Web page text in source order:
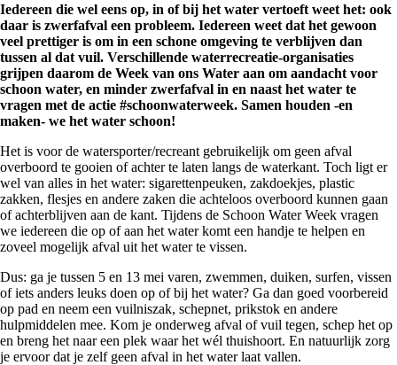
Iedereen die wel eens op, in of bij het water vertoeft weet het: ook
daar is zwerfafval een probleem. Iedereen weet dat het gewoon
veel prettiger is om in een schone omgeving te verblijven dan
tussen al dat vuil. Verschillende waterrecreatie-organisaties
grijpen daarom de Week van ons Water aan om aandacht voor
schoon water, en minder zwerfafval in en naast het water te
vragen met de actie #schoonwaterweek. Samen houden -en
maken- we het water schoon!
Het is voor de watersporter/recreant gebruikelijk om geen afval
overboord te gooien of achter te laten langs de waterkant. Toch ligt er
wel van alles in het water: sigarettenpeuken, zakdoekjes, plastic
zakken, flesjes en andere zaken die achteloos overboord kunnen gaan
of achterblijven aan de kant. Tijdens de Schoon Water Week vragen
we iedereen die op of aan het water komt een handje te helpen en
zoveel mogelijk afval uit het water te vissen.
Dus: ga je tussen 5 en 13 mei varen, zwemmen, duiken, surfen, vissen
of iets anders leuks doen op of bij het water? Ga dan goed voorbereid
op pad en neem een vuilniszak, schepnet, prikstok en andere
hulpmiddelen mee. Kom je onderweg afval of vuil tegen, schep het op
en breng het naar een plek waar het wél thuishoort. En natuurlijk zorg
je ervoor dat je zelf geen afval in het water laat vallen.